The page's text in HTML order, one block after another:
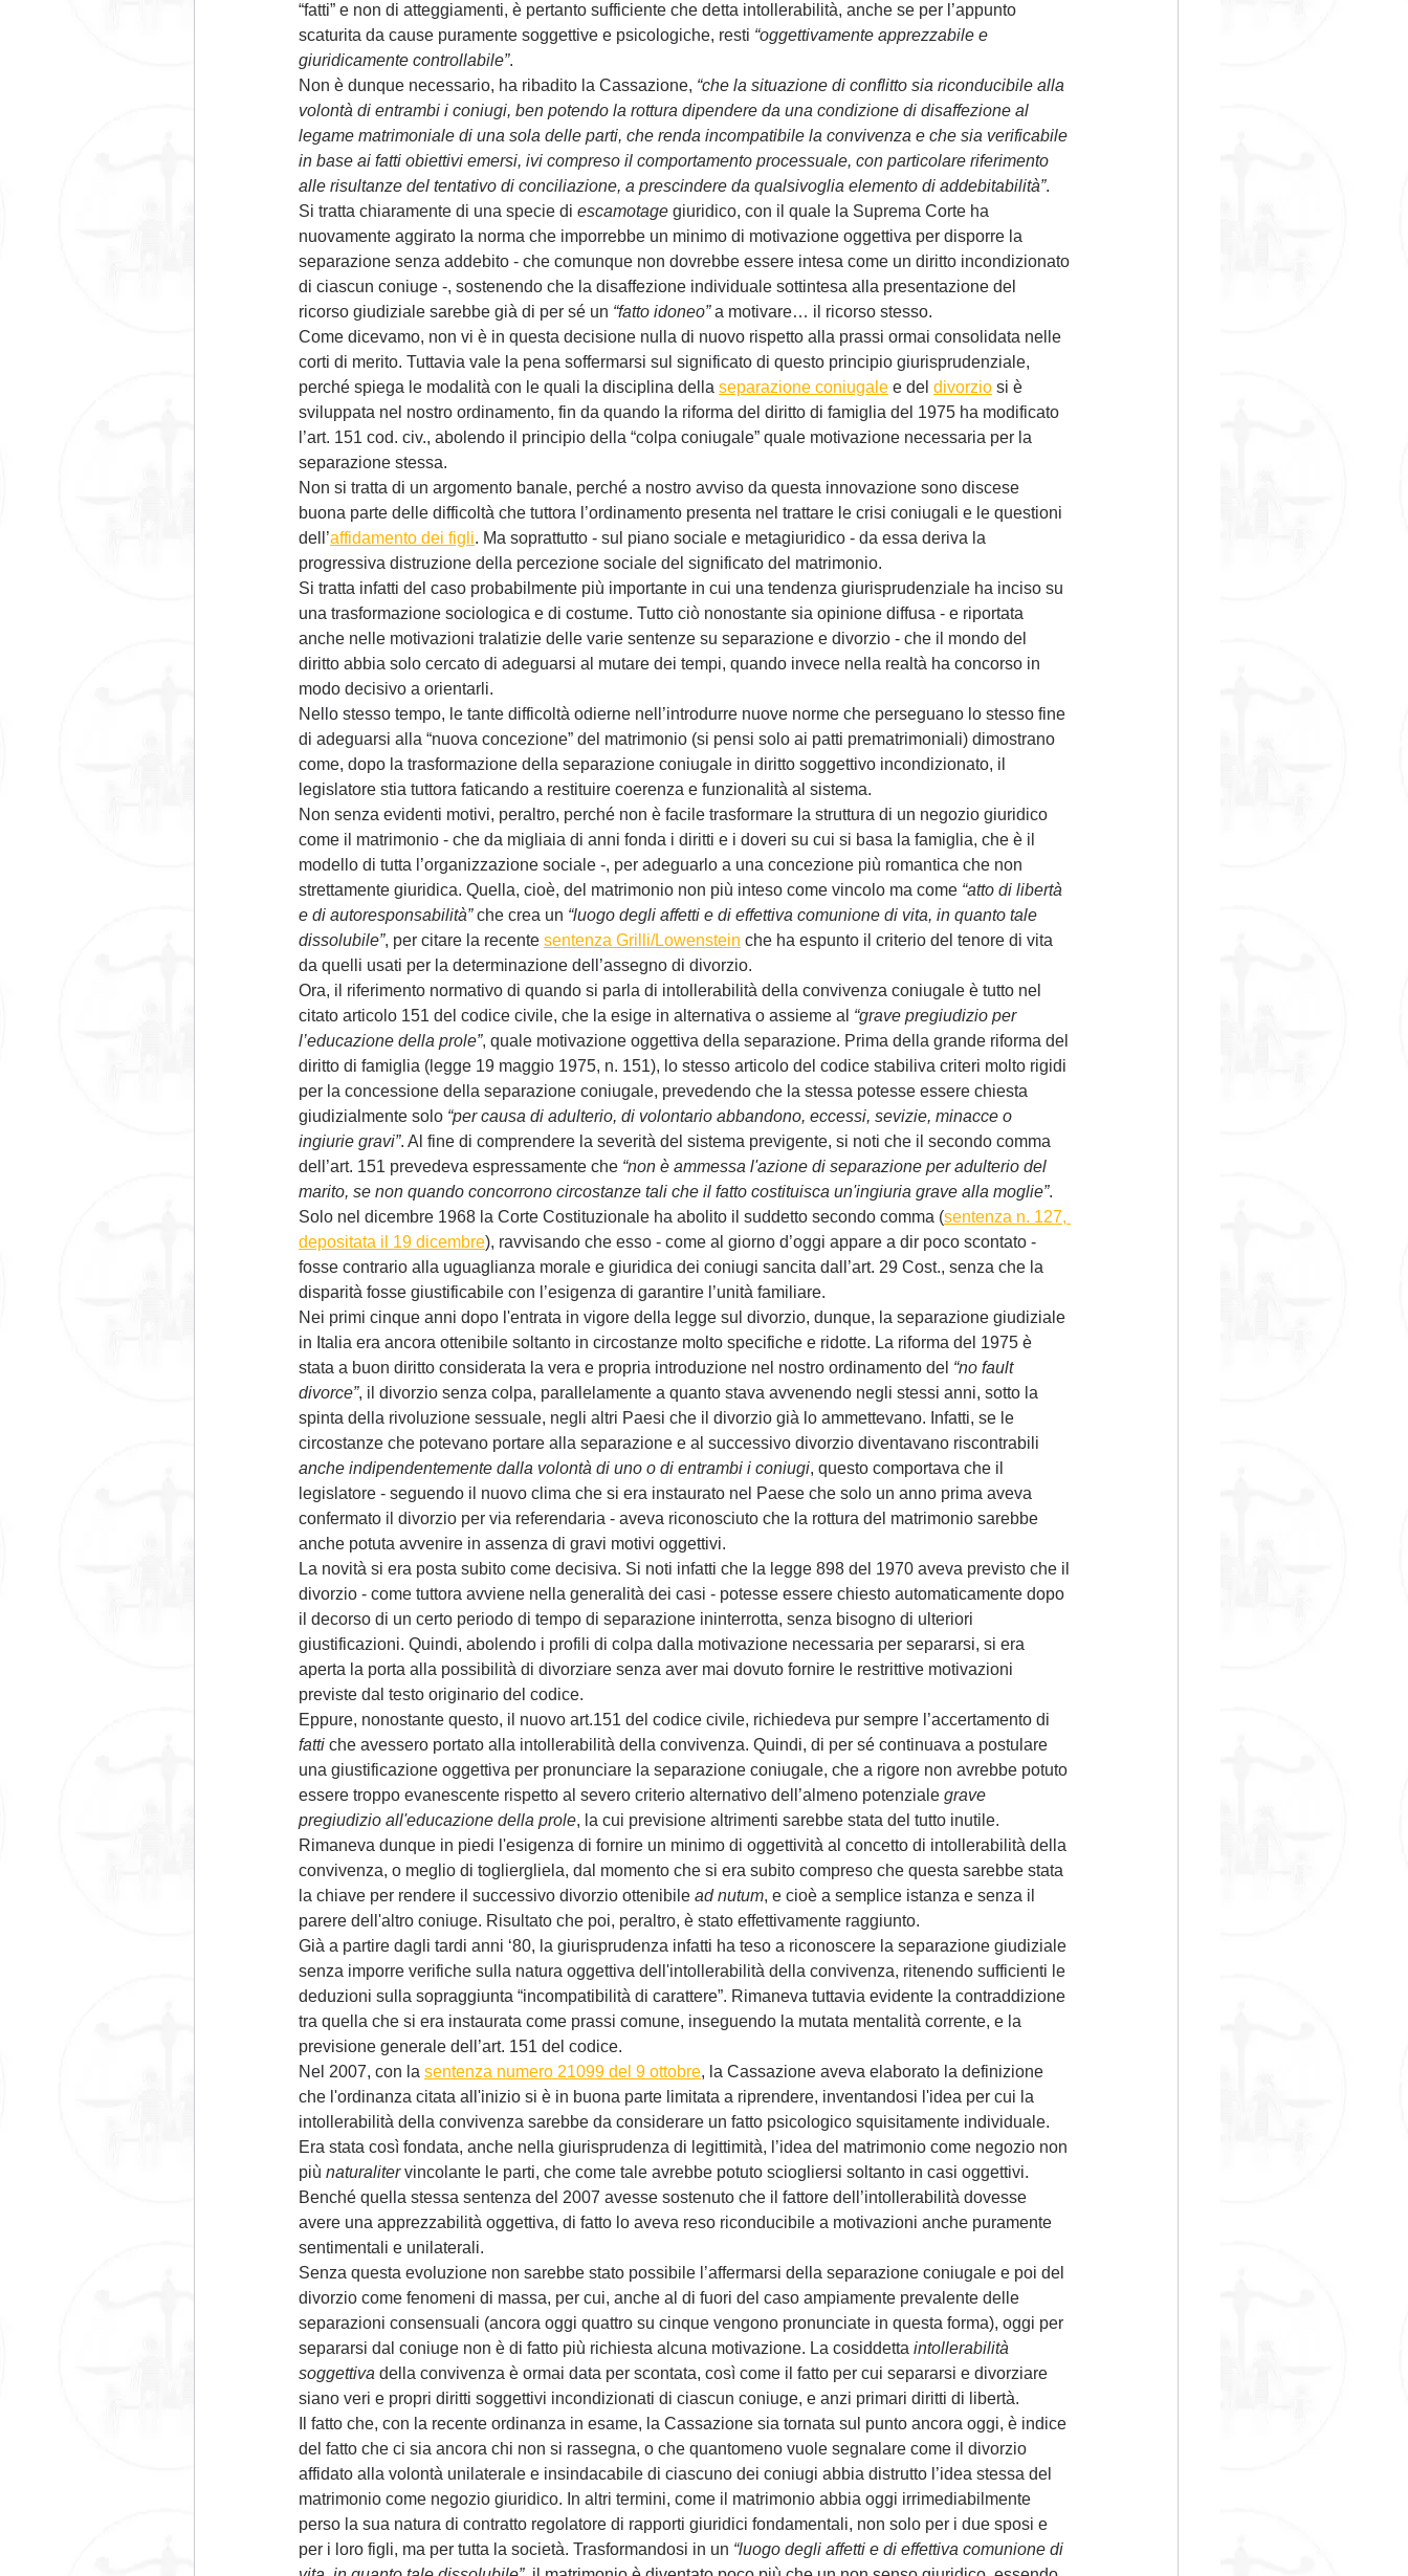
“fatti” e non di atteggiamenti, è pertanto sufficiente che detta intollerabilità, anche se per l’appunto
scaturita da cause puramente soggettive e psicologiche, resti “oggettivamente apprezzabile e
giuridicamente controllabile”.
Non è dunque necessario, ha ribadito la Cassazione, “che la situazione di conflitto sia riconducibile alla
volontà di entrambi i coniugi, ben potendo la rottura dipendere da una condizione di disaffezione al
legame matrimoniale di una sola delle parti, che renda incompatibile la convivenza e che sia verificabile
in base ai fatti obiettivi emersi, ivi compreso il comportamento processuale, con particolare riferimento
alle risultanze del tentativo di conciliazione, a prescindere da qualsivoglia elemento di addebitabilità”.
Si tratta chiaramente di una specie di escamotage giuridico, con il quale la Suprema Corte ha
nuovamente aggirato la norma che imporrebbe un minimo di motivazione oggettiva per disporre la
separazione senza addebito - che comunque non dovrebbe essere intesa come un diritto incondizionato
di ciascun coniuge -, sostenendo che la disaffezione individuale sottintesa alla presentazione del
ricorso giudiziale sarebbe già di per sé un “fatto idoneo” a motivare… il ricorso stesso.
Come dicevamo, non vi è in questa decisione nulla di nuovo rispetto alla prassi ormai consolidata nelle
corti di merito. Tuttavia vale la pena soffermarsi sul significato di questo principio giurisprudenziale,
perché spiega le modalità con le quali la disciplina della separazione coniugale e del divorzio si è
sviluppata nel nostro ordinamento, fin da quando la riforma del diritto di famiglia del 1975 ha modificato
l’art. 151 cod. civ., abolendo il principio della “colpa coniugale” quale motivazione necessaria per la
separazione stessa.
Non si tratta di un argomento banale, perché a nostro avviso da questa innovazione sono discese
buona parte delle difficoltà che tuttora l’ordinamento presenta nel trattare le crisi coniugali e le questioni
dell’affidamento dei figli. Ma soprattutto - sul piano sociale e metagiuridico - da essa deriva la
progressiva distruzione della percezione sociale del significato del matrimonio.
Si tratta infatti del caso probabilmente più importante in cui una tendenza giurisprudenziale ha inciso su
una trasformazione sociologica e di costume. Tutto ciò nonostante sia opinione diffusa - e riportata
anche nelle motivazioni tralatizie delle varie sentenze su separazione e divorzio - che il mondo del
diritto abbia solo cercato di adeguarsi al mutare dei tempi, quando invece nella realtà ha concorso in
modo decisivo a orientarli.
Nello stesso tempo, le tante difficoltà odierne nell’introdurre nuove norme che perseguano lo stesso fine
di adeguarsi alla “nuova concezione” del matrimonio (si pensi solo ai patti prematrimoniali) dimostrano
come, dopo la trasformazione della separazione coniugale in diritto soggettivo incondizionato, il
legislatore stia tuttora faticando a restituire coerenza e funzionalità al sistema.
Non senza evidenti motivi, peraltro, perché non è facile trasformare la struttura di un negozio giuridico
come il matrimonio - che da migliaia di anni fonda i diritti e i doveri su cui si basa la famiglia, che è il
modello di tutta l’organizzazione sociale -, per adeguarlo a una concezione più romantica che non
strettamente giuridica. Quella, cioè, del matrimonio non più inteso come vincolo ma come “atto di libertà
e di autoresponsabilità” che crea un “luogo degli affetti e di effettiva comunione di vita, in quanto tale
dissolubile”, per citare la recente sentenza Grilli/Lowenstein che ha espunto il criterio del tenore di vita
da quelli usati per la determinazione dell’assegno di divorzio.
Ora, il riferimento normativo di quando si parla di intollerabilità della convivenza coniugale è tutto nel
citato articolo 151 del codice civile, che la esige in alternativa o assieme al “grave pregiudizio per
l’educazione della prole”, quale motivazione oggettiva della separazione. Prima della grande riforma del
diritto di famiglia (legge 19 maggio 1975, n. 151), lo stesso articolo del codice stabiliva criteri molto rigidi
per la concessione della separazione coniugale, prevedendo che la stessa potesse essere chiesta
giudizialmente solo “per causa di adulterio, di volontario abbandono, eccessi, sevizie, minacce o
ingiurie gravi”. Al fine di comprendere la severità del sistema previgente, si noti che il secondo comma
dell’art. 151 prevedeva espressamente che “non è ammessa l'azione di separazione per adulterio del
marito, se non quando concorrono circostanze tali che il fatto costituisca un'ingiuria grave alla moglie”.
Solo nel dicembre 1968 la Corte Costituzionale ha abolito il suddetto secondo comma (sentenza n. 127,
depositata il 19 dicembre), ravvisando che esso - come al giorno d’oggi appare a dir poco scontato -
fosse contrario alla uguaglianza morale e giuridica dei coniugi sancita dall’art. 29 Cost., senza che la
disparità fosse giustificabile con l’esigenza di garantire l’unità familiare.
Nei primi cinque anni dopo l'entrata in vigore della legge sul divorzio, dunque, la separazione giudiziale
in Italia era ancora ottenibile soltanto in circostanze molto specifiche e ridotte. La riforma del 1975 è
stata a buon diritto considerata la vera e propria introduzione nel nostro ordinamento del “no fault
divorce”, il divorzio senza colpa, parallelamente a quanto stava avvenendo negli stessi anni, sotto la
spinta della rivoluzione sessuale, negli altri Paesi che il divorzio già lo ammettevano. Infatti, se le
circostanze che potevano portare alla separazione e al successivo divorzio diventavano riscontrabili
anche indipendentemente dalla volontà di uno o di entrambi i coniugi, questo comportava che il
legislatore - seguendo il nuovo clima che si era instaurato nel Paese che solo un anno prima aveva
confermato il divorzio per via referendaria - aveva riconosciuto che la rottura del matrimonio sarebbe
anche potuta avvenire in assenza di gravi motivi oggettivi.
La novità si era posta subito come decisiva. Si noti infatti che la legge 898 del 1970 aveva previsto che il
divorzio - come tuttora avviene nella generalità dei casi - potesse essere chiesto automaticamente dopo
il decorso di un certo periodo di tempo di separazione ininterrotta, senza bisogno di ulteriori
giustificazioni. Quindi, abolendo i profili di colpa dalla motivazione necessaria per separarsi, si era
aperta la porta alla possibilità di divorziare senza aver mai dovuto fornire le restrittive motivazioni
previste dal testo originario del codice.
Eppure, nonostante questo, il nuovo art.151 del codice civile, richiedeva pur sempre l’accertamento di
fatti che avessero portato alla intollerabilità della convivenza. Quindi, di per sé continuava a postulare
una giustificazione oggettiva per pronunciare la separazione coniugale, che a rigore non avrebbe potuto
essere troppo evanescente rispetto al severo criterio alternativo dell’almeno potenziale grave
pregiudizio all'educazione della prole, la cui previsione altrimenti sarebbe stata del tutto inutile.
Rimaneva dunque in piedi l'esigenza di fornire un minimo di oggettività al concetto di intollerabilità della
convivenza, o meglio di togliergliela, dal momento che si era subito compreso che questa sarebbe stata
la chiave per rendere il successivo divorzio ottenibile ad nutum, e cioè a semplice istanza e senza il
parere dell'altro coniuge. Risultato che poi, peraltro, è stato effettivamente raggiunto.
Già a partire dagli tardi anni ‘80, la giurisprudenza infatti ha teso a riconoscere la separazione giudiziale
senza imporre verifiche sulla natura oggettiva dell'intollerabilità della convivenza, ritenendo sufficienti le
deduzioni sulla sopraggiunta “incompatibilità di carattere”. Rimaneva tuttavia evidente la contraddizione
tra quella che si era instaurata come prassi comune, inseguendo la mutata mentalità corrente, e la
previsione generale dell’art. 151 del codice.
Nel 2007, con la sentenza numero 21099 del 9 ottobre, la Cassazione aveva elaborato la definizione
che l'ordinanza citata all'inizio si è in buona parte limitata a riprendere, inventandosi l'idea per cui la
intollerabilità della convivenza sarebbe da considerare un fatto psicologico squisitamente individuale.
Era stata così fondata, anche nella giurisprudenza di legittimità, l’idea del matrimonio come negozio non
più naturaliter vincolante le parti, che come tale avrebbe potuto sciogliersi soltanto in casi oggettivi.
Benché quella stessa sentenza del 2007 avesse sostenuto che il fattore dell’intollerabilità dovesse
avere una apprezzabilità oggettiva, di fatto lo aveva reso riconducibile a motivazioni anche puramente
sentimentali e unilaterali.
Senza questa evoluzione non sarebbe stato possibile l’affermarsi della separazione coniugale e poi del
divorzio come fenomeni di massa, per cui, anche al di fuori del caso ampiamente prevalente delle
separazioni consensuali (ancora oggi quattro su cinque vengono pronunciate in questa forma), oggi per
separarsi dal coniuge non è di fatto più richiesta alcuna motivazione. La cosiddetta intollerabilità
soggettiva della convivenza è ormai data per scontata, così come il fatto per cui separarsi e divorziare
siano veri e propri diritti soggettivi incondizionati di ciascun coniuge, e anzi primari diritti di libertà.
Il fatto che, con la recente ordinanza in esame, la Cassazione sia tornata sul punto ancora oggi, è indice
del fatto che ci sia ancora chi non si rassegna, o che quantomeno vuole segnalare come il divorzio
affidato alla volontà unilaterale e insindacabile di ciascuno dei coniugi abbia distrutto l’idea stessa del
matrimonio come negozio giuridico. In altri termini, come il matrimonio abbia oggi irrimediabilmente
perso la sua natura di contratto regolatore di rapporti giuridici fondamentali, non solo per i due sposi e
per i loro figli, ma per tutta la società. Trasformandosi in un “luogo degli affetti e di effettiva comunione di